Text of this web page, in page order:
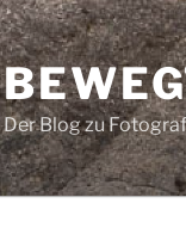
Der Blog zu